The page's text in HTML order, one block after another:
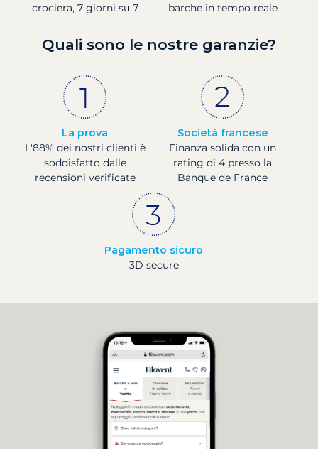
crociera, 7 giorni su 7
barche in tempo reale
Quali sono le nostre garanzie?
La prova
L'88% dei nostri clienti è
soddisfatto dalle
recensioni verificate
Societá francese
Finanza solida con un
rating di 4 presso la
Banque de France
Pagamento sicuro
3D secure